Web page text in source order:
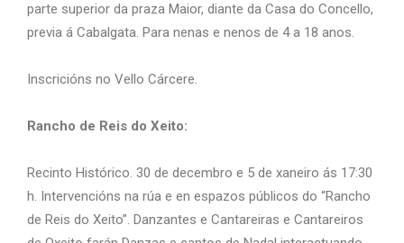
parte superior da praza Maior, diante da Casa do Concello,
previa á Cabalgata. Para nenas e nenos de 4 a 18 anos.
Inscricións no Vello Cárcere.
Rancho de Reis do Xeito:
Recinto Histórico. 30 de decembro e 5 de xaneiro ás 17:30
h. Intervencións na rúa e en espazos públicos do “Rancho
de Reis do Xeito”. Danzantes e Cantareiras e Cantareiros